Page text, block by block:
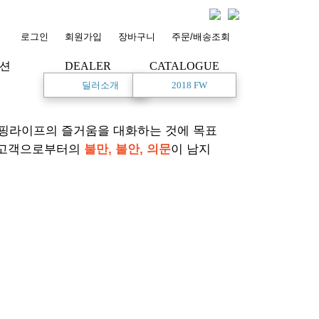
로그인 회원가입 장바구니 주문/배송조회
DEALER
딜러소개
CATALOGUE
2018 FW
라이프의 즐거움을 대화하는 것에 목표
객으로부터의 불만, 불안, 의문이 남지